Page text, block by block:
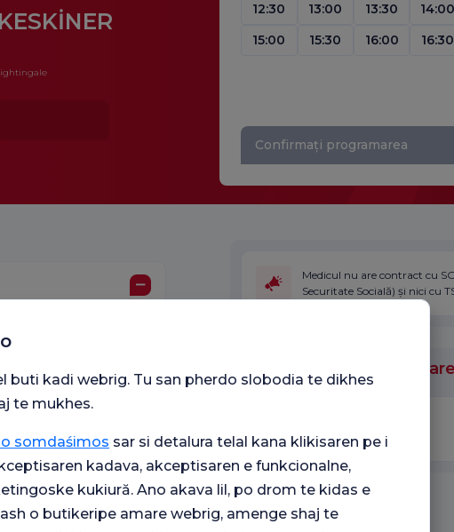
12:30
13:00 13:30 14:00
15:00
15:30 16:00 16:30
Confirmați programarea
Medicul nu are contract cu
Securitate Socială) și nici cu
Unitățile medicale în
buti kadi webrig. Tu san pherdo slobodia te dikhes
te mukhes.
somdaśimos sar si detalura telal kana klikisaren pe i
kadava, akceptisaren e funkcionalne,
kukiură. Ano akava lil, po drom te kidas e
o butikeripe amare webrig, amenge shaj te